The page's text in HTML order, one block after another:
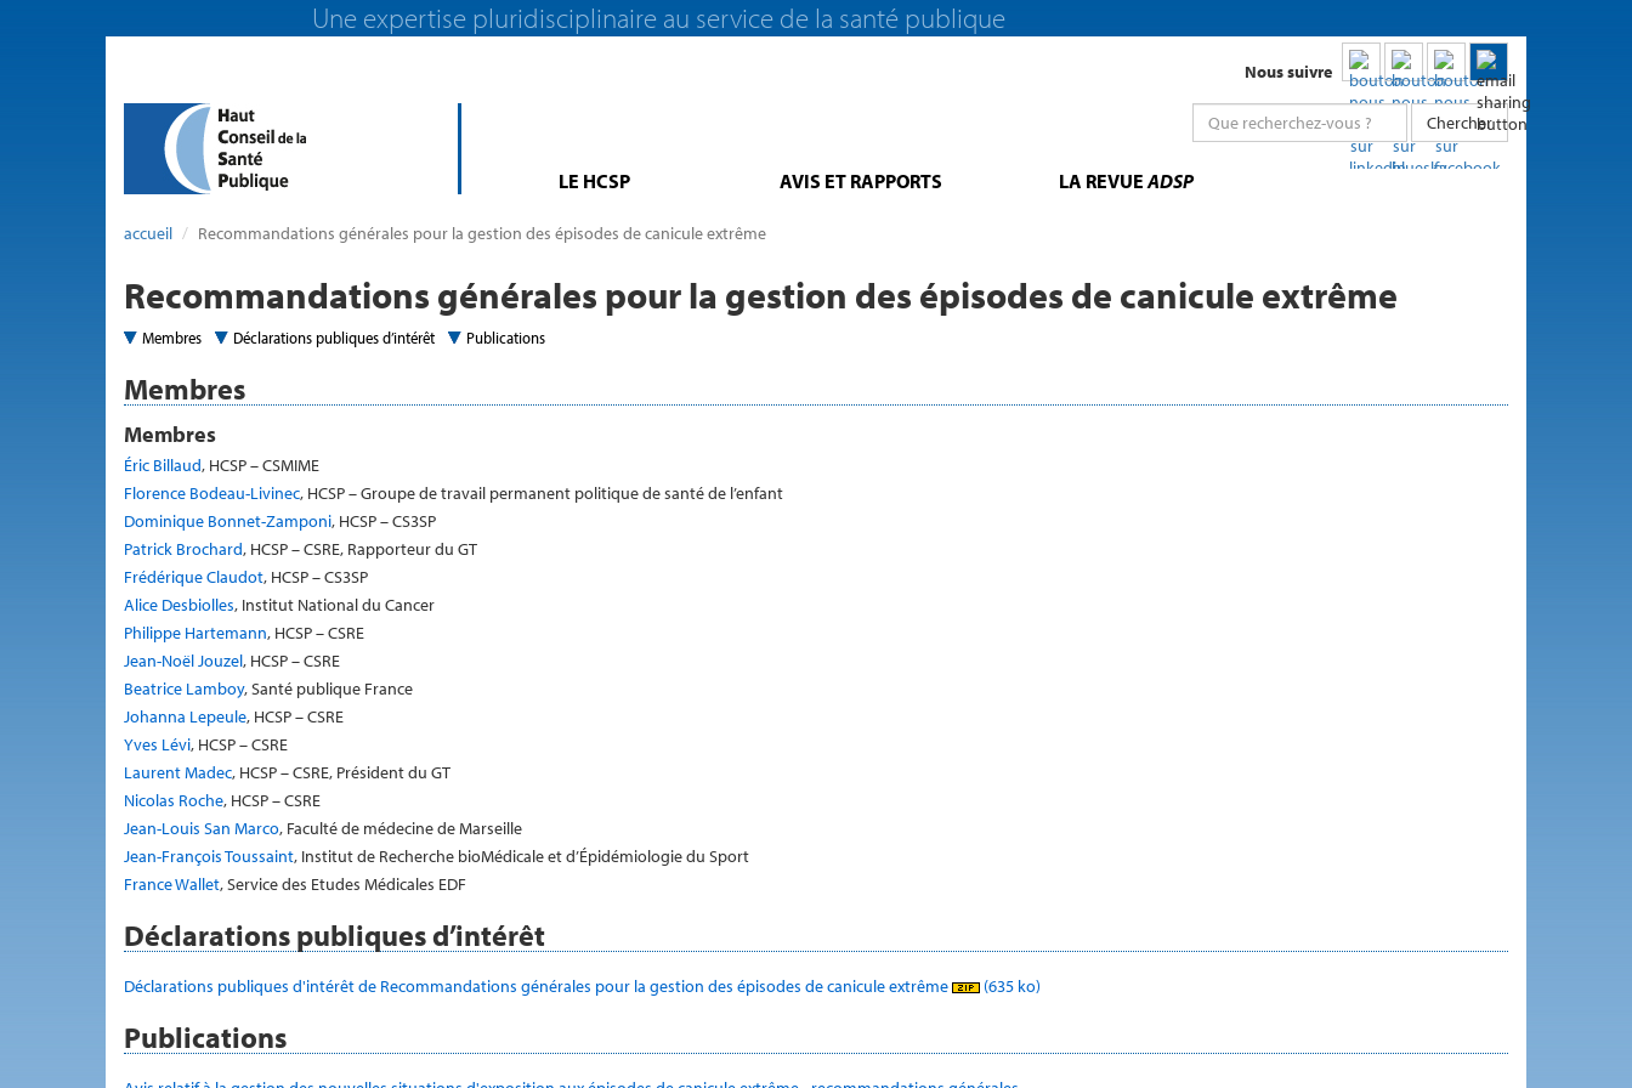
Une expertise pluridisciplinaire au service de la santé publique
Nous suivre
Chercher
LE HCSP AVIS ET RAPPORTS LA REVUEADSP
accueil Recommandations générales pour la gestion des épisodes de canicule extrême
Recommandations générales pour la gestion des épisodes de canicule extrême
Membres Déclarations publiques d’intérêt Publications
Membres
Membres
Éric Billaud, HCSP – CSMIME
Florence Bodeau-Livinec, HCSP – Groupe de travail permanent politique de santé de l’enfant
Dominique Bonnet-Zamponi, HCSP – CS3SP
Patrick Brochard, HCSP – CSRE, Rapporteur du GT
Frédérique Claudot, HCSP – CS3SP
Alice Desbiolles, Institut National du Cancer
Philippe Hartemann, HCSP – CSRE
Jean-Noël Jouzel, HCSP – CSRE
Beatrice Lamboy, Santé publique France
Johanna Lepeule, HCSP – CSRE
Yves Lévi, HCSP – CSRE
Laurent Madec, HCSP – CSRE, Président du GT
Nicolas Roche, HCSP – CSRE
Jean-Louis San Marco, Faculté de médecine de Marseille
Jean-François Toussaint, Institut de Recherche bioMédicale et d’Épidémiologie du Sport
France Wallet, Service des Etudes Médicales EDF
Déclarations publiques d’intérêt
Déclarations publiques d'intérêt de Recommandations générales pour la gestion des épisodes de canicule extrême (635 ko)
Publications